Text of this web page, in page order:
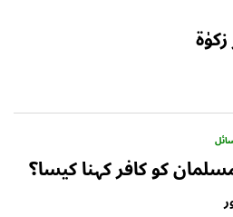
کو کافر کہنا کیسا؟